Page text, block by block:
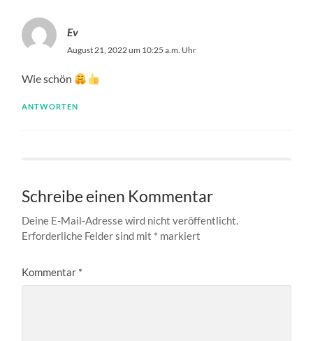
Ev
August 21, 2022 um 10:25 a.m. Uhr
Wie schön
ANTWORTEN
Schreibe einen Kommentar
Deine E-Mail-Adresse wird nicht veröffentlicht.
Erforderliche Felder sind mit * markiert
Kommentar *